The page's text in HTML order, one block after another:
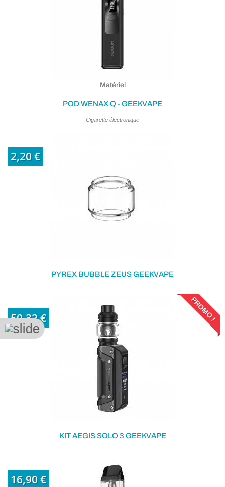
Matériel
POD WENAX Q - GEEKVAPE
Cigarette électronique
2,20 €
PYREX BUBBLE ZEUS GEEKVAPE
50,32 €
62,90 €
PROMO !
KIT AEGIS SOLO 3 GEEKVAPE
16,90 €